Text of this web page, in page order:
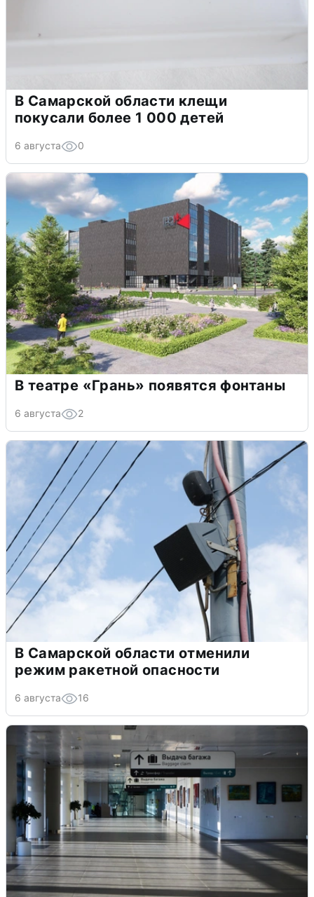
В Самарской области клещи
покусали более 1 000 детей
6 августа 0
В театре «Грань» появятся фонтаны
6 августа 2
В Самарской области отменили
режим ракетной опасности
6 августа 16